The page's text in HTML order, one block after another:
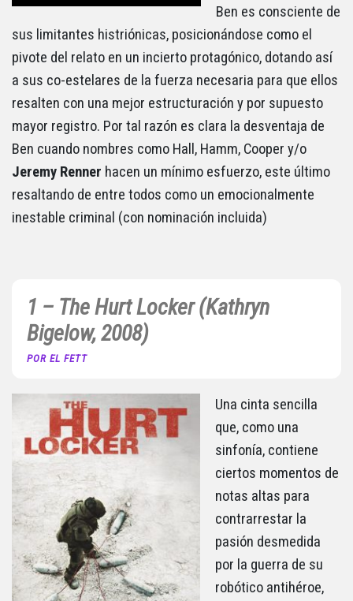
Ben es consciente de
sus limitantes histriónicas, posicionándose como el
pivote del relato en un incierto protagónico, dotando así
a sus co-estelares de la fuerza necesaria para que ellos
resalten con una mejor estructuración y por supuesto
mayor registro. Por tal razón es clara la desventaja de
Ben cuando nombres como Hall, Hamm, Cooper y/o
Jeremy Renner hacen un mínimo esfuerzo, este último
resaltando de entre todos como un emocionalmente
inestable criminal (con nominación incluida)
1 – The Hurt Locker (Kathryn
Bigelow, 2008)
POR EL FETT
Una cinta sencilla
que, como una
sinfonía, contiene
ciertos momentos de
notas altas para
contrarrestar la
pasión desmedida
por la guerra de su
robótico antihéroe,